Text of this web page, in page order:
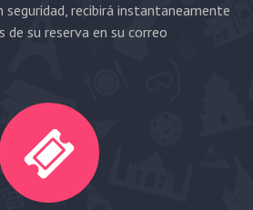
seguridad, recibirá instantaneamente
de su reserva en su correo